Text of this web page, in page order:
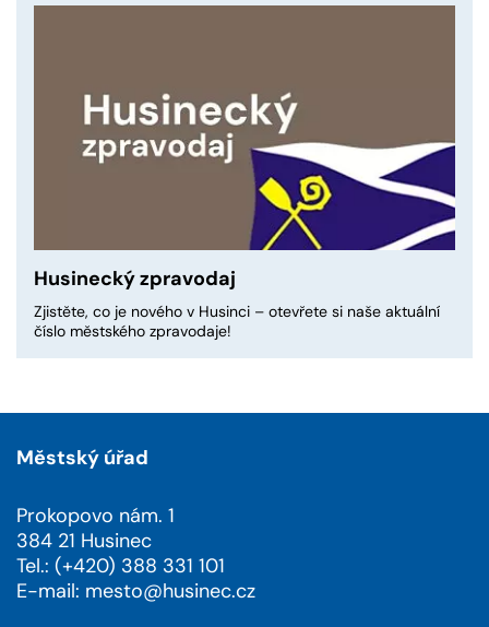
Husinecký zpravodaj
Zjistěte, co je nového v Husinci – otevřete si naše aktuální
číslo městského zpravodaje!
Městský úřad
Prokopovo nám. 1
384 21 Husinec
Tel.: (+420) 388 331 101
E-mail: mesto@husinec.cz